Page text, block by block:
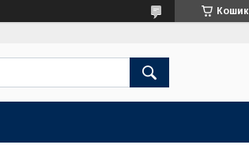
Кошик